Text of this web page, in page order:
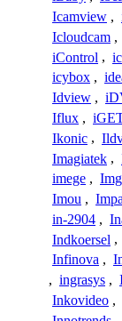
Icamview ,
Icloudcam ,
iControl ,
icybox ,
Idview ,
Iflux ,
Ikonic ,
Imagiatek ,
imege , Img
Imou ,
in-2904 ,
Indkoersel ,
Infinova ,
, ingrasys ,
Inkovideo ,